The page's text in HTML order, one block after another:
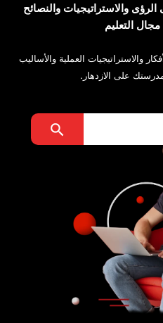
والاستراتيجيات والنصائح
التعليم
والاستراتيجيات العملية والأساليب
على الازدهار.
Search Button